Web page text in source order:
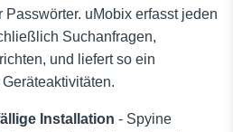
Passwörter. uMobix erfasst jeden
Suchanfragen,
und liefert so ein
Installation - Spyine